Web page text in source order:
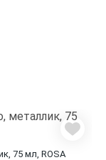
75 мл, ROSA